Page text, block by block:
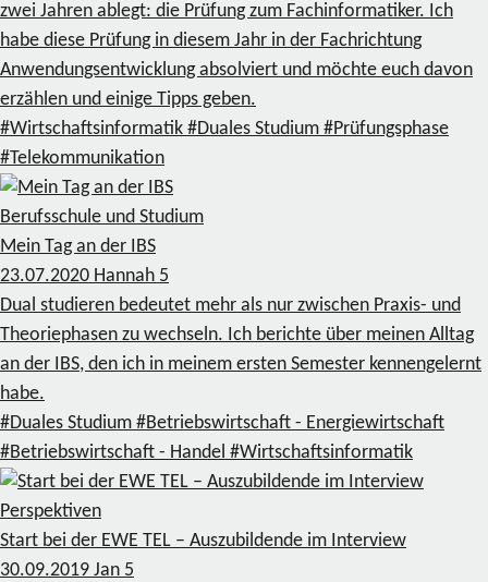
zwei Jahren ablegt: die Prüfung zum Fachinformatiker. Ich
habe diese Prüfung in diesem Jahr in der Fachrichtung
Anwendungsentwicklung absolviert und möchte euch davon
erzählen und einige Tipps geben.
#Wirtschaftsinformatik #Duales Studium #Prüfungsphase
#Telekommunikation
Berufsschule und Studium
Mein Tag an der IBS
23.07.2020 Hannah 5
Dual studieren bedeutet mehr als nur zwischen Praxis- und
Theoriephasen zu wechseln. Ich berichte über meinen Alltag
an der IBS, den ich in meinem ersten Semester kennengelernt
habe.
#Duales Studium #Betriebswirtschaft - Energiewirtschaft
#Betriebswirtschaft - Handel #Wirtschaftsinformatik
Perspektiven
Start bei der EWE TEL – Auszubildende im Interview
30.09.2019 Jan 5